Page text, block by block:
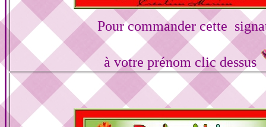
Pour commander cette
à votre prénom clic dessus